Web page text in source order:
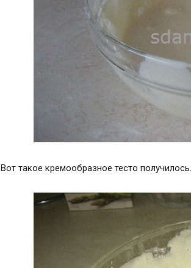
Вот такое кремообразное тесто получилось.